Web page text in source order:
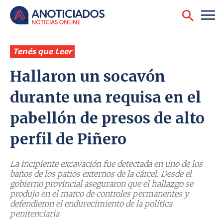
Tenés que Leer
Hallaron un socavón
durante una requisa en el
pabellón de presos de alto
perfil de Piñero
La incipiente excavación fue detectada en uno de los
baños de los patios externos de la cárcel. Desde el
gobierno provincial aseguraron que el hallazgo se
produjo en el marco de controles permanentes y
defendieron el endurecimiento de la política
penitenciaria